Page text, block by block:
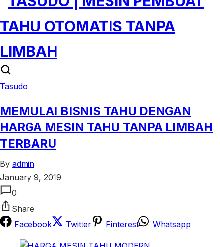
Tasudo
MEMULAI BISNIS TAHU DENGAN
HARGA MESIN TAHU TANPA LIMBAH
TERBARU
By admin
January 9, 2019
0
Share
Facebook
Twitter Pinterest Whatsapp